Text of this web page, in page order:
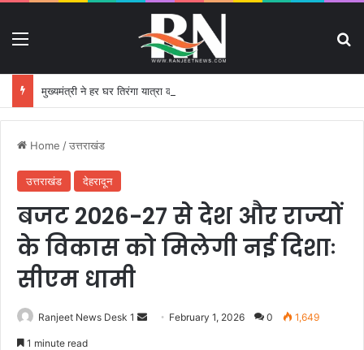
मुख्यमंत्री ने हर घर तिरंगा यात्रा कार्यक्रम में किया प्रतिभाग
Home /उत्तराखंड
उत्तराखंड देहरादून
बजट 2026-27 से देश और राज्यों
के विकास को मिलेगी नई दिशाः
सीएम धामी
Ranjeet News Desk 1 February 1, 2026 0 1,649
1 minute read